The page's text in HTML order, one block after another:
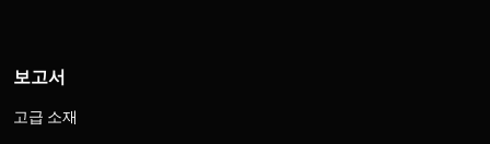
보고서
고급 소재